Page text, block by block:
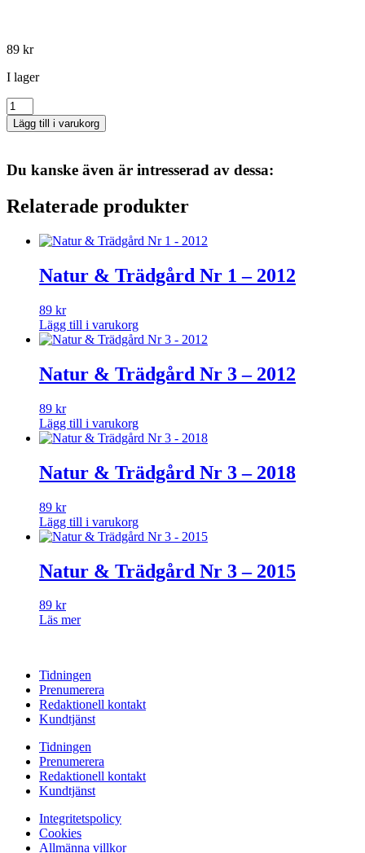
89 kr
I lager
Natur
&
Trädgård
2
-
mängd
Lägg till i varukorg
Du kanske även är intresserad av dessa:
Relaterade produkter
Natur & Trädgård Nr 1 – 2012
89 kr
Lägg till i varukorg
Natur & Trädgård Nr 3 – 2012
89 kr
Lägg till i varukorg
Natur & Trädgård Nr 3 – 2018
89 kr
Lägg till i varukorg
Natur & Trädgård Nr 3 – 2015
89 kr
Läs mer
Tidningen
Prenumerera
Redaktionell kontakt
Kundtjänst
Tidningen
Prenumerera
Redaktionell kontakt
Kundtjänst
Integritetspolicy
Cookies
Allmänna villkor